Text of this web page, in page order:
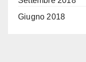
Giugno 2018